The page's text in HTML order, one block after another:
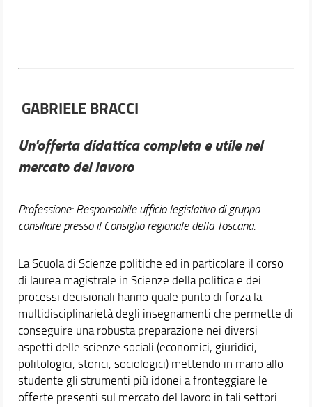
GABRIELE BRACCI
Un'offerta didattica completa e utile nel
mercato del lavoro
Professione: Responsabile ufficio legislativo di gruppo
consiliare presso il Consiglio regionale della Toscana.
La Scuola di Scienze politiche ed in particolare il corso
di laurea magistrale in Scienze della politica e dei
processi decisionali hanno quale punto di forza la
multidisciplinarietà degli insegnamenti che permette di
conseguire una robusta preparazione nei diversi
aspetti delle scienze sociali (economici, giuridici,
politologici, storici, sociologici) mettendo in mano allo
studente gli strumenti più idonei a fronteggiare le
offerte presenti sul mercato del lavoro in tali settori.